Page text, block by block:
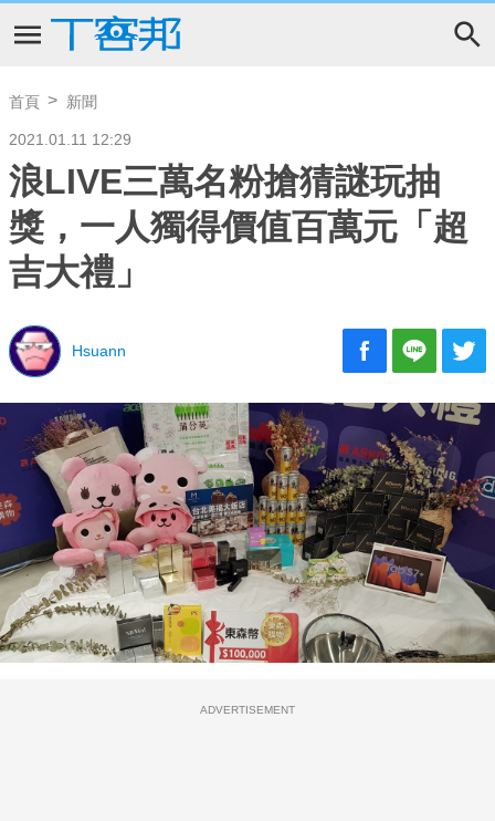
首頁 新聞
2021.01.11 12:29
浪LIVE三萬名粉搶猜謎玩抽
獎，一人獨得價值百萬元「超
吉大禮」
Hsuann
ADVERTISEMENT